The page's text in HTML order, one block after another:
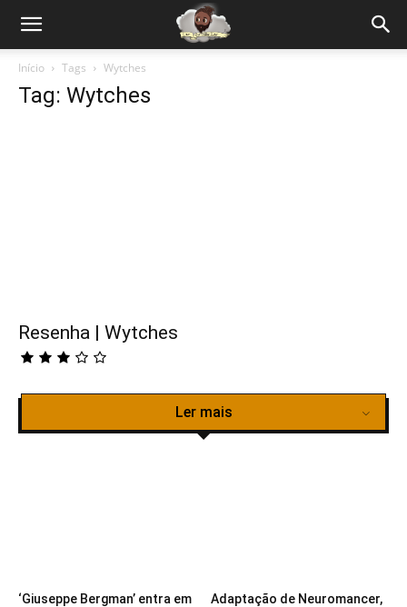
Início Tags Wytches
Tag: Wytches
Resenha | Wytches
Ler mais
‘Giuseppe Bergman’ entra em
Adaptação de Neuromancer,